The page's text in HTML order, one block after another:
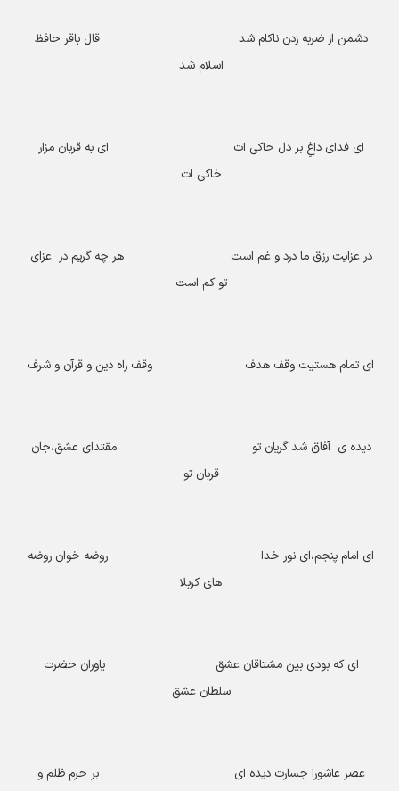
دشمن از ضربه زدن ناکام شد قال باقر حافظ
اسلام شد
ای فدای داغِ بر دل حاکی ات ای به قربان مزار
خاکی ات
در عزایت رزق ما درد و غم است هر چه گریم در عزای
تو کم است
ای تمام هستیت وقف هدف وقف راه دین و قرآن و شرف
دیده ی آفاق شد گریان تو مقتدای عشق،جان
قربان تو
ای امام پنجم،ای نور خدا روضه خوان روضه
های کربلا
ای که بودی بین مشتاقان عشق یاوران حضرت
سلطان عشق
عصر عاشورا جسارت دیده ای بر حرم ظلم و